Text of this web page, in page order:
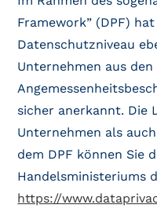
Framework” (DPF)
Datenschutzniveau
Unternehmen aus den
sicher anerkannt. Die
Unternehmen als
dem DPF können Sie
Handelsministeriums
https://